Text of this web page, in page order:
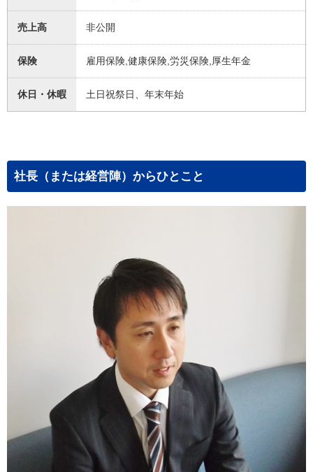
売上高 非公開
保険 雇用保険,健康保険,労災保険,厚生年金
休日・休暇 土日祝祭日、年末年始
社長（または経営陣）からひとこと